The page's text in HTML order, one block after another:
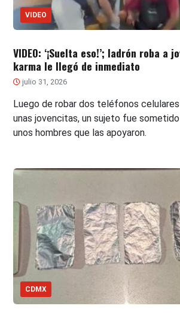
VIDEO
VIDEO: ‘¡Suelta eso!’; ladrón roba a
karma le llegó de inmediato
julio 31, 2026
Luego de robar dos teléfonos
unas jovencitas, un sujeto fue
unos hombres que las apoyaron.
CDMX